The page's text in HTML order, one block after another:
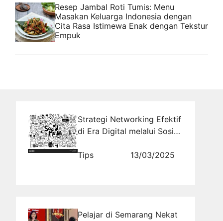
Resep Jambal Roti Tumis: Menu
Masakan Keluarga Indonesia dengan
Cita Rasa Istimewa Enak dengan Tekstur
Empuk
Strategi Networking Efektif
di Era Digital melalui Sosial
Tips
13/03/2025
Pelajar di Semarang Nekat